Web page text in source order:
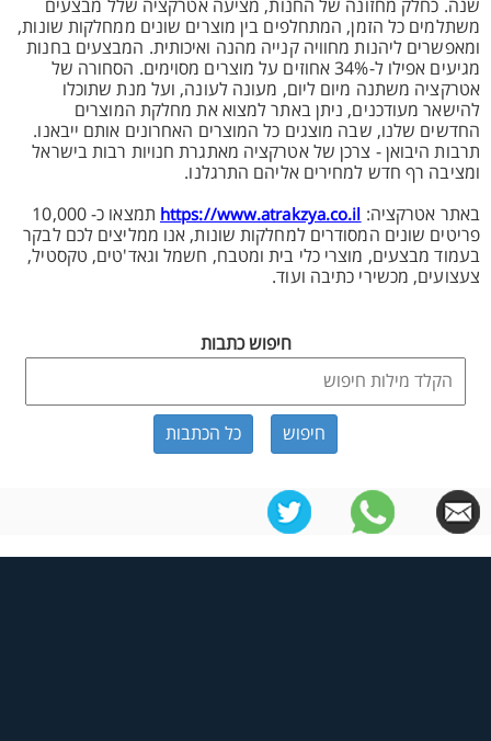
שנה. כחלק מחזונה של החנות, מציעה אטרקציה שלל מבצעים
משתלמים כל הזמן, המתחלפים בין מוצרים שונים ממחלקות שונות,
ומאפשרים ליהנות מחוויה קנייה מהנה ואיכותית. המבצעים בחנות
מגיעים אפילו ל-34% אחוזים על מוצרים מסוימים. הסחורה של
אטרקציה משתנה מיום ליום, מעונה לעונה, ועל מנת שתוכלו
להישאר מעודכנים, ניתן באתר למצוא את מחלקת המוצרים
החדשים שלנו, שבה מוצגים כל המוצרים האחרונים אותם ייבאנו.
תרבות היבואן - צרכן של אטרקציה מאתגרת חנויות רבות בישראל
ומציבה רף חדש למחירים אליהם התרגלנו.
באתר אטרקציה: https://www.atrakzya.co.il
תמצאו כ- 10,000
פריטים שונים המסודרים למחלקות שונות, אנו ממליצים לכם לבקר
בעמוד מבצעים, מוצרי כלי בית ומטבח, חשמל וגאד'טים, טקסטיל,
צעצועים, מכשירי כתיבה ועוד.
חיפוש כתבות
כל הכתבות